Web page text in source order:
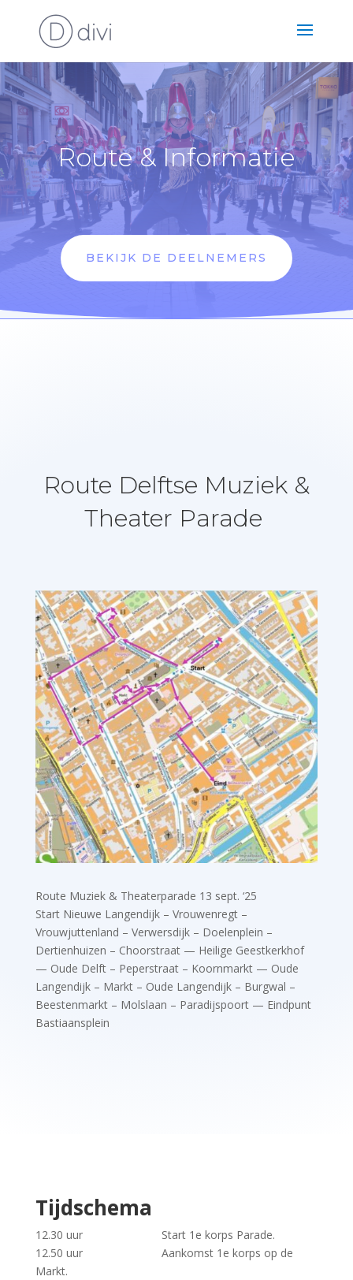
Route & Informatie
BEKIJK DE DEELNEMERS
Route Delftse Muziek &
Theater Parade
Route Muziek & Theaterparade 13 sept. ‘25
Start Nieuwe Langendijk – Vrouwenregt –
Vrouwjuttenland – Verwersdijk – Doelenplein –
Dertienhuizen – Choorstraat — Heilige Geestkerkhof
— Oude Delft – Peperstraat – Koornmarkt — Oude
Langendijk – Markt – Oude Langendijk – Burgwal –
Beestenmarkt – Molslaan – Paradijspoort — Eindpunt
Bastiaansplein
Tijdschema
12.30 uur Start 1e korps Parade.
12.50 uur Aankomst 1e korps op de
Markt.